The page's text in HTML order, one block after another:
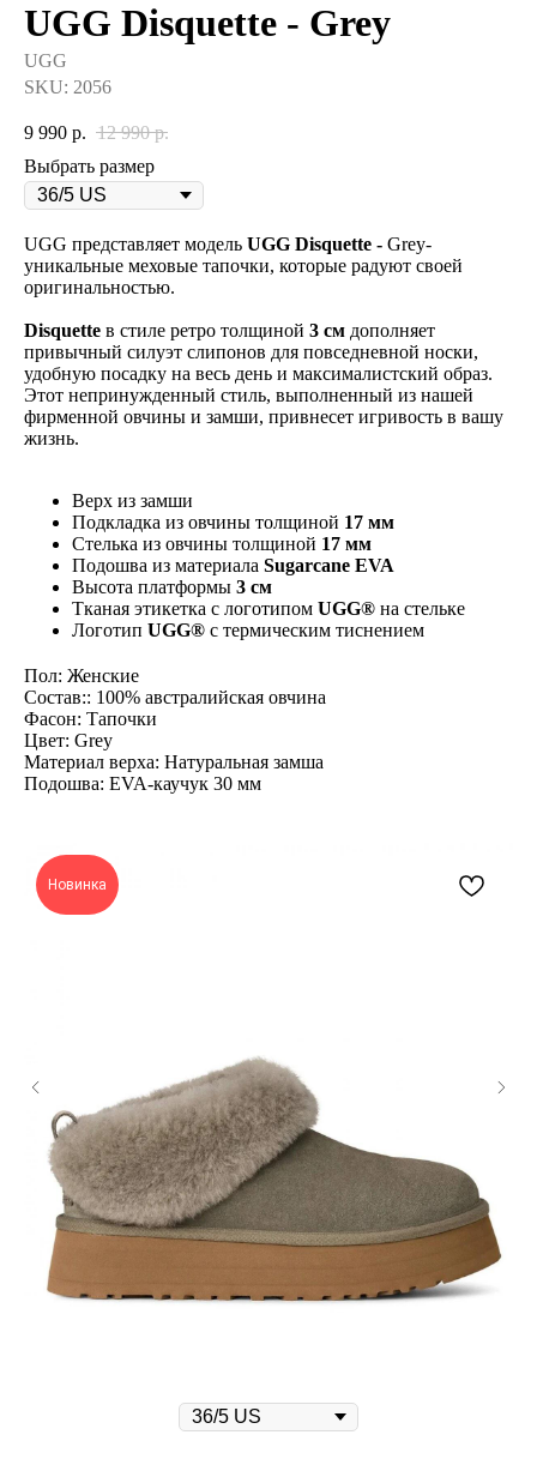
UGG Disquette - Grey
UGG
SKU: 2056
9 990 р. 12 990 р.
Выбрать размер
UGG представляет модель UGG Disquette - Grey-
уникальные меховые тапочки, которые радуют своей
оригинальностью.
Disquette в стиле ретро толщиной 3 см дополняет
привычный силуэт слипонов для повседневной носки,
удобную посадку на весь день и максималистский образ.
Этот непринужденный стиль, выполненный из нашей
фирменной овчины и замши, привнесет игривость в вашу
жизнь.
Верх из замши
Подкладка из овчины толщиной 17 мм
Стелька из овчины толщиной 17 мм
Подошва из материала Sugarcane EVA
Высота платформы 3 см
Тканая этикетка с логотипом UGG® на стельке
Логотип UGG® с термическим тиснением
Пол: Женские
Состав:: 100% австралийская овчина
Фасон: Тапочки
Цвет: Grey
Материал верха: Натуральная замша
Подошва: EVA-каучук 30 мм
Новинка